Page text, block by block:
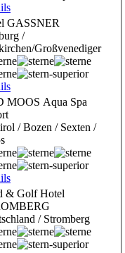
GASSNER
/
Großvenediger
MOOS Aqua Spa
/ Bozen / Sexten /
& Golf Hotel
/ Stromberg